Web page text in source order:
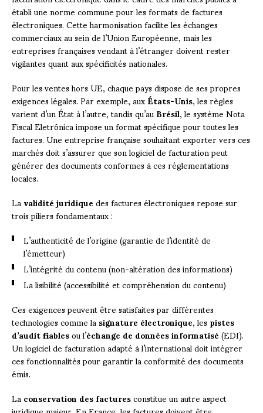
établi une norme commune pour les formats de factures
électroniques. Cette harmonisation facilite les échanges
commerciaux au sein de l’Union Européenne, mais les
entreprises françaises vendant à l’étranger doivent rester
vigilantes quant aux spécificités nationales.
Pour les ventes hors UE, chaque pays dispose de ses propres
exigences légales. Par exemple, auxÉtats-Unis, les règles
varient d’un État à l’autre, tandis qu’auBrésil, le système Nota
Fiscal Eletrônica impose un format spécifique pour toutes les
factures. Une entreprise française souhaitant exporter vers ces
marchés doit s’assurer que son logiciel de facturation peut
générer des documents conformes à ces réglementations
locales.
Lavalidité juridiquedes factures électroniques repose sur
trois piliers fondamentaux :
L’authenticité de l’origine (garantie de l’identité de
l’émetteur)
L’intégrité du contenu (non-altération des informations)
La lisibilité (accessibilité et compréhension du contenu)
Ces exigences peuvent être satisfaites par différentes
technologies comme lasignature électronique, lespistes
d’audit fiablesou l’échange de données informatisé(EDI).
Un logiciel de facturation adapté à l’international doit intégrer
ces fonctionnalités pour garantir la conformité des documents
émis.
Laconservation des facturesconstitue un autre aspect